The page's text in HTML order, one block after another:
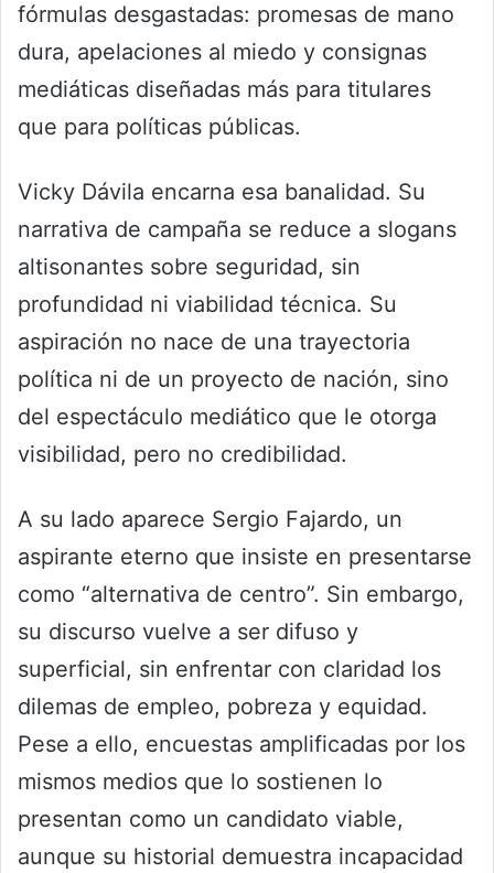
fórmulas desgastadas: promesas de mano
dura, apelaciones al miedo y consignas
mediáticas diseñadas más para titulares
que para políticas públicas.
Vicky Dávila encarna esa banalidad. Su
narrativa de campaña se reduce a slogans
altisonantes sobre seguridad, sin
profundidad ni viabilidad técnica. Su
aspiración no nace de una trayectoria
política ni de un proyecto de nación, sino
del espectáculo mediático que le otorga
visibilidad, pero no credibilidad.
A su lado aparece Sergio Fajardo, un
aspirante eterno que insiste en presentarse
como “alternativa de centro”. Sin embargo,
su discurso vuelve a ser difuso y
superficial, sin enfrentar con claridad los
dilemas de empleo, pobreza y equidad.
Pese a ello, encuestas amplificadas por los
mismos medios que lo sostienen lo
presentan como un candidato viable,
aunque su historial demuestra incapacidad